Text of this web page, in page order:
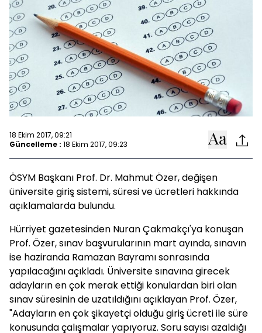
18 Ekim 2017, 09:21
Güncelleme : 18 Ekim 2017, 09:23
ÖSYM Başkanı Prof. Dr. Mahmut Özer, değişen
üniversite giriş sistemi, süresi ve ücretleri hakkında
açıklamalarda bulundu.
Hürriyet gazetesinden Nuran Çakmakçı'ya konuşan
Prof. Özer, sınav başvurularının mart ayında, sınavın
ise haziranda Ramazan Bayramı sonrasında
yapılacağını açıkladı. Üniversite sınavına girecek
adayların en çok merak ettiği konulardan biri olan
sınav süresinin de uzatıldığını açıklayan Prof. Özer,
"Adayların en çok şikayetçi olduğu giriş ücreti ile süre
konusunda çalışmalar yapıyoruz. Soru sayısı azaldığı